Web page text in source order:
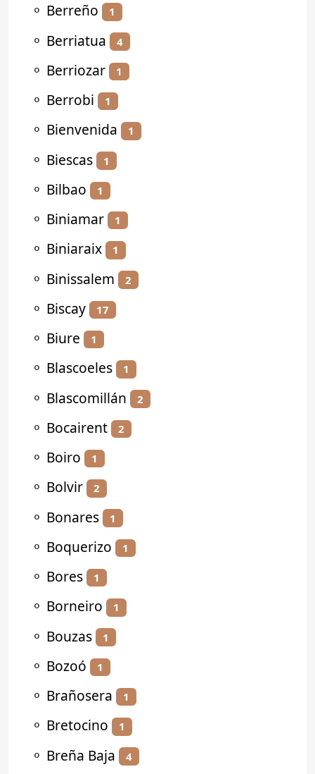
⚬ Berreño 1
⚬ Berriatua 4
⚬ Berriozar 1
⚬ Berrobi 1
⚬ Bienvenida 1
⚬ Biescas 1
⚬ Bilbao 1
⚬ Biniamar 1
⚬ Biniaraix 1
⚬ Binissalem 2
⚬ Biscay 17
⚬ Biure 1
⚬ Blascoeles 1
⚬ Blascomillán 2
⚬ Bocairent 2
⚬ Boiro 1
⚬ Bolvir 2
⚬ Bonares 1
⚬ Boquerizo 1
⚬ Bores 1
⚬ Borneiro 1
⚬ Bouzas 1
⚬ Bozoó 1
⚬ Brañosera 1
⚬ Bretocino 1
⚬ Breña Baja 4